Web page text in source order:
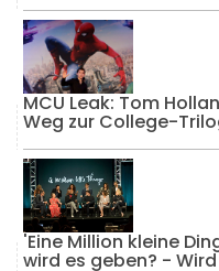
MCU Leak: Tom
Weg zur College-
'Eine Million kleine
wird es geben? -